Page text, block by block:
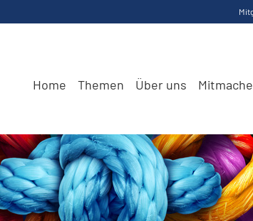
Home Themen Über uns